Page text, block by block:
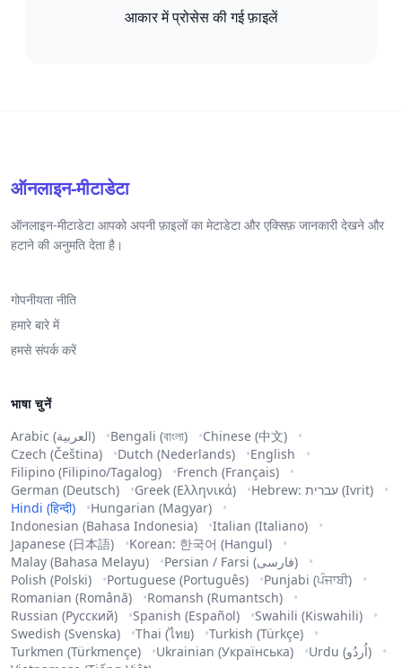
आकार में प्रोसेस की गई फ़ाइलें
ऑनलाइन-मीटाडेटा
ऑनलाइन-मीटाडेटा आपको अपनी फ़ाइलों का मेटाडेटा और एक्सिफ़ जानकारी देखने और
हटाने की अनुमति देता है।
गोपनीयता नीति
हमारे बारे में
हमसे संपर्क करें
भाषा चुनें
Arabic (العربية)
Bengali (বাংলা)
Chinese (中文)
Czech (Čeština)
Dutch (Nederlands)
English
Filipino (Filipino/Tagalog)
French (Français)
German (Deutsch)
Greek (Ελληνικά)
Hebrew: עברית (Ivrit)
Hindi (हिन्दी)
Hungarian (Magyar)
Indonesian (Bahasa Indonesia)
Italian (Italiano)
Japanese (日本語)
Korean: 한국어 (Hangul)
Malay (Bahasa Melayu)
Persian / Farsi (فارسی)
Polish (Polski)
Portuguese (Português)
Punjabi (ਪੰਜਾਬੀ)
Romanian (Română)
Romansh (Rumantsch)
Russian (Русский)
Spanish (Español)
Swahili (Kiswahili)
Swedish (Svenska)
Thai (ไทย)
Turkish (Türkçe)
Turkmen (Türkmençe)
Ukrainian (Українська)
Urdu (اُردُو)